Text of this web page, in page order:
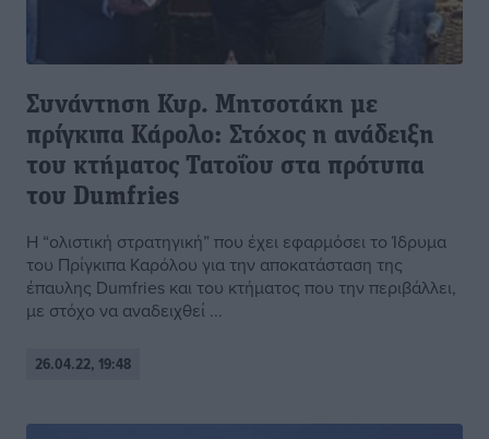
Συνάντηση Κυρ. Μητσοτάκη με
πρίγκιπα Κάρολο: Στόχος η ανάδειξη
του κτήματος Τατοΐου στα πρότυπα
του Dumfries
Η “ολιστική στρατηγική” που έχει εφαρμόσει το Ίδρυμα
του Πρίγκιπα Καρόλου για την αποκατάσταση της
έπαυλης Dumfries και του κτήματος που την περιβάλλει,
με στόχο να αναδειχθεί ...
26.04.22, 19:48